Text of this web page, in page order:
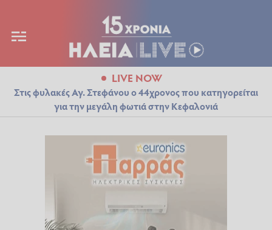
LIVE NOW
Στις φυλακές Αγ. Στεφάνου ο 44χρονος που κατηγορείται
για την μεγάλη φωτιά στην Κεφαλονιά